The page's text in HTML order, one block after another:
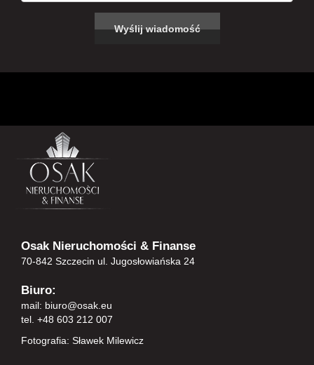
Osak Nieruchomości & Finanse
70-842 Szczecin ul. Jugosłowiańska 24
Biuro:
mail: biuro@osak.eu
tel. +48 603 212 007
Fotografia: Sławek Milewicz